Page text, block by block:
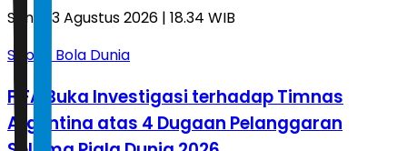
Senin, 3 Agustus 2026 | 18.34 WIB
Sepak Bola Dunia
FIFA Buka Investigasi terhadap Timnas
Argentina atas 4 Dugaan Pelanggaran